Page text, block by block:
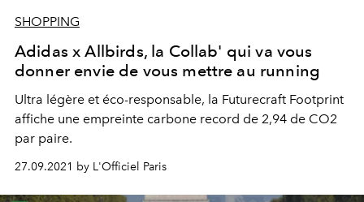
SHOPPING
Adidas x Allbirds, la Collab' qui va vous
donner envie de vous mettre au running
Ultra légère et éco-responsable, la Futurecraft Footprint
affiche une empreinte carbone record de 2,94 de CO2
par paire.
27.09.2021 by L'Officiel Paris